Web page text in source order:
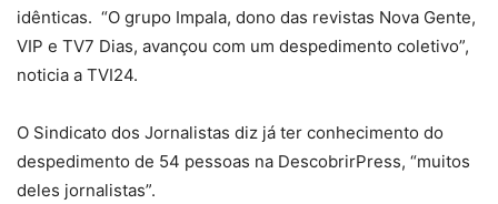
idênticas. “O grupo Impala, dono das revistas Nova Gente,
VIP e TV7 Dias, avançou com um despedimento coletivo”,
noticia a TVI24.
O Sindicato dos Jornalistas diz já ter conhecimento do
despedimento de 54 pessoas na DescobrirPress, “muitos
deles jornalistas”.